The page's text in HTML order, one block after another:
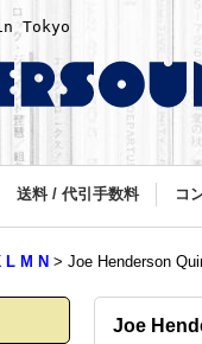
Tokyo
送料 / 代引手数料 コ
L M N > Joe Henderson
Joe